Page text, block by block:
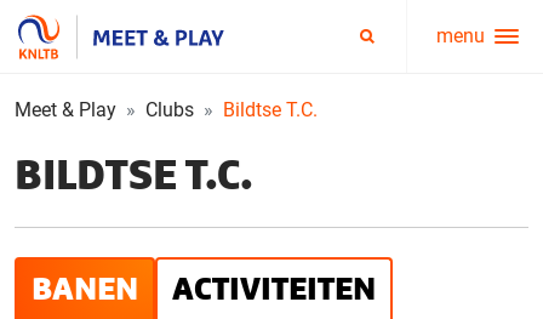
Service
menu
menu
Meet & Play Clubs Bildtse T.C.
BILDTSE T.C.
BANEN ACTIVITEITEN